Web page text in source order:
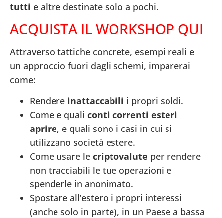
tutti e altre destinate solo a pochi.
ACQUISTA IL WORKSHOP QUI
Attraverso tattiche concrete, esempi reali e
un approccio fuori dagli schemi, imparerai
come:
Rendere inattaccabili i propri soldi.
Come e quali conti correnti esteri
aprire, e quali sono i casi in cui si
utilizzano società estere.
Come usare le criptovalute per rendere
non tracciabili le tue operazioni e
spenderle in anonimato.
Spostare all’estero i propri interessi
(anche solo in parte), in un Paese a bassa